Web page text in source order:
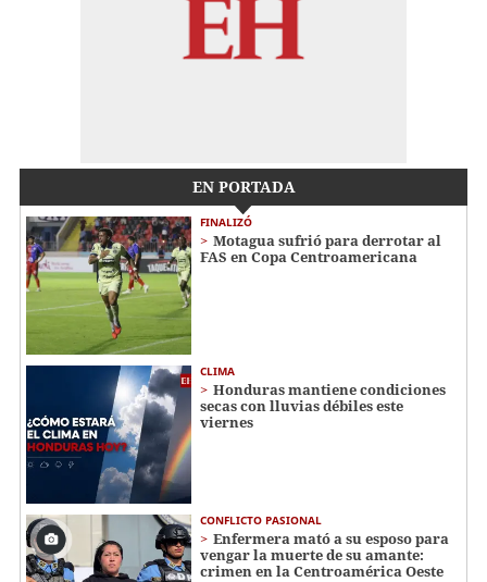
EN PORTADA
FINALIZÓ
Motagua sufrió para derrotar al
FAS en Copa Centroamericana
CLIMA
Honduras mantiene condiciones
secas con lluvias débiles este
viernes
CONFLICTO PASIONAL
Enfermera mató a su esposo para
vengar la muerte de su amante:
crimen en la Centroamérica Oeste